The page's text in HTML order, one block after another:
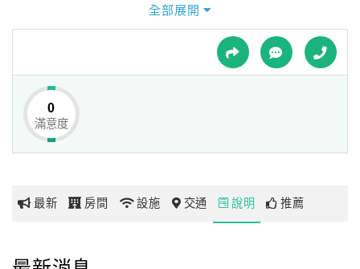
球
網
玩
玩
呼應大自然，帶給旅客抵達新城市飛舞般的愉悅心情；進入
客房，透過建材、原木系色調的簡約佈置，營造居家般的溫
暖、自在。公共休憩空間除異國美饌主題餐廳滿足饕客味
蕾，日式禪風SPA 芳療、岩盤浴、日本碳酸泉等設施，讓旅
人在繁鬧的城市中放鬆獨享屬於自己的寧靜，同時，商務客
所需小型隱密的會議也能於行政貴賓樓層舉辦。
全部展開
0
滿意度
最新 房間 設施 交通 說明 推薦